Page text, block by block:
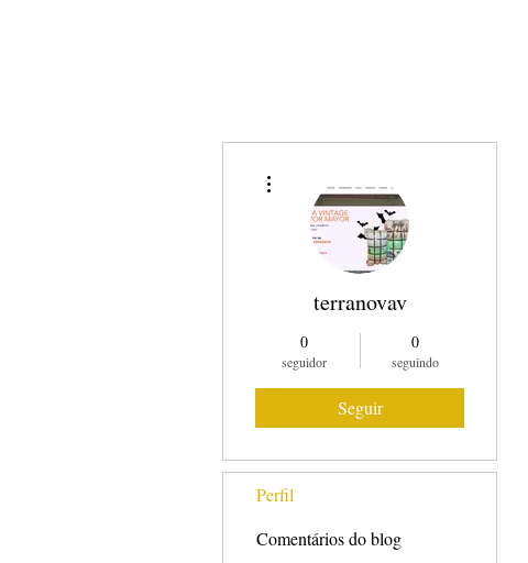
terranovav
0
seguidor
0
seguindo
Seguir
Perfil
Comentários do blog